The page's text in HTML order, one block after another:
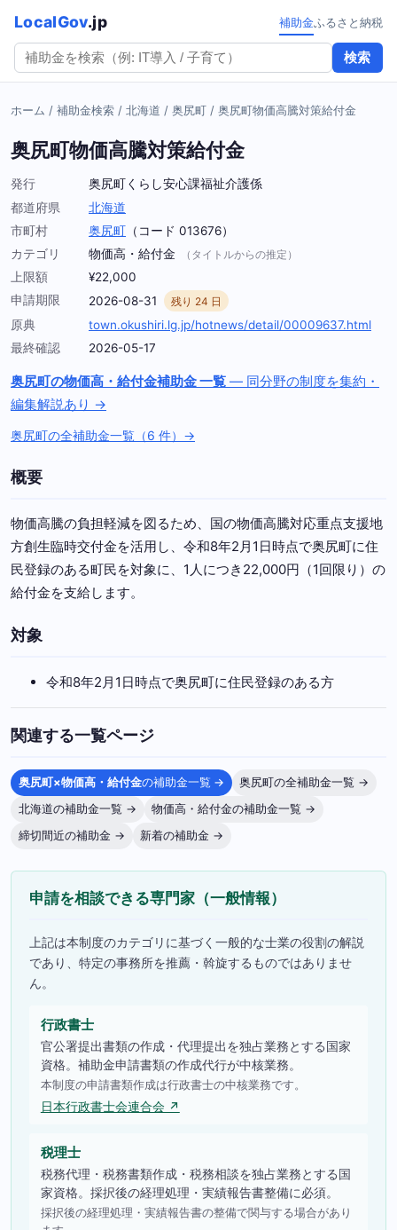
LocalGov.jp
検索
補助金ふるさと納税
ホーム / 補助金検索 / 北海道 / 奥尻町 / 奥尻町物価高騰対策給付金
奥尻町物価高騰対策給付金
発行
奥尻町くらし安心課福祉介護係
都道府県
北海道
市町村
奥尻町 （コード 013676）
カテゴリ
物価高・給付金 （タイトルからの推定）
上限額
¥22,000
申請期限
2026-08-31 残り 24 日
原典
town.okushiri.lg.jp/hotnews/detail/00009637.html
最終確認
2026-05-17
奥尻町の物価高・給付金補助金 一覧 — 同分野の制度を集約・
編集解説あり →
奥尻町の全補助金一覧（6 件）→
概要
物価高騰の負担軽減を図るため、国の物価高騰対応重点支援地
方創生臨時交付金を活用し、令和8年2月1日時点で奥尻町に住
民登録のある町民を対象に、1人につき22,000円（1回限り）の
給付金を支給します。
対象
令和8年2月1日時点で奥尻町に住民登録のある方
関連する一覧ページ
奥尻町×物価高・給付金の補助金一覧 →
奥尻町の全補助金一覧 →
北海道の補助金一覧 →
物価高・給付金の補助金一覧 →
締切間近の補助金 →
新着の補助金 →
申請を相談できる専門家（一般情報）
上記は本制度のカテゴリに基づく一般的な士業の役割の解説
であり、特定の事務所を推薦・斡旋するものではありませ
ん。
行政書士
官公署提出書類の作成・代理提出を独占業務とする国家
資格。補助金申請書類の作成代行が中核業務。
本制度の申請書類作成は行政書士の中核業務です。
日本行政書士会連合会 ↗
税理士
税務代理・税務書類作成・税務相談を独占業務とする国
家資格。採択後の経理処理・実績報告書整備に必須。
採択後の経理処理・実績報告書の整備で関与する場合があり